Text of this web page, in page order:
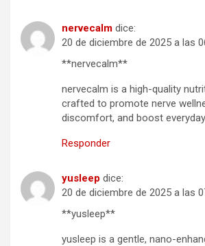
nervecalm dice:
20 de diciembre de 2025 a las
**nervecalm**
nervecalm is a high-quality
crafted to promote nerve
discomfort, and boost
Responder
yusleep dice:
20 de diciembre de 2025 a las
**yusleep**
yusleep is a gentle, nano-